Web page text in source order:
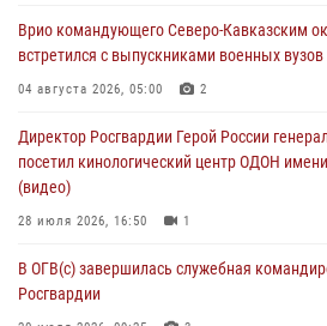
угрожавшего подростку травматическим
06 августа 2026, 11:33
крупная нарколаборатория
Врио командующего Северо-Кавказским
встретился с выпускниками военных вузов
04 августа 2026, 05:00 2
Директор Росгвардии Герой России
посетил кинологический центр ОДОН
(видео)
28 июля 2026, 16:50 1
В ОГВ(с) завершилась служебная
Росгвардии